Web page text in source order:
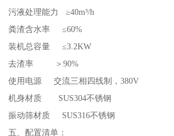
污液处理能力 ≥40m³/h
粪渣含水率 ≤60%
装机总容量 ≤3.2KW
去渣率 ＞90%
使用电源 交流三相四线制，380V
机身材质 SUS304不锈钢
振动筛材质 SUS316不锈钢
五、配置清单：